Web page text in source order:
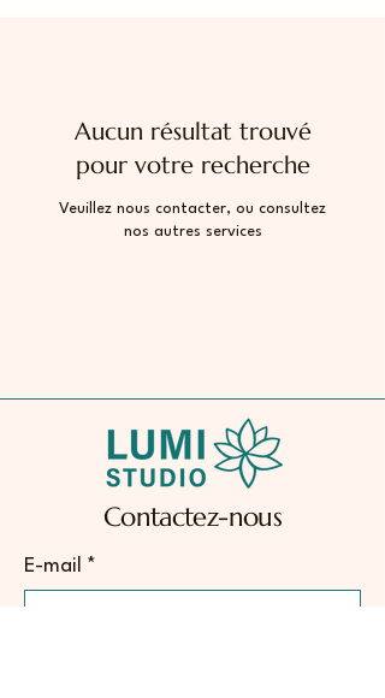
Aucun résultat trouvé
pour votre recherche
Veuillez nous contacter, ou consultez
nos autres services
Contactez-nous
E-mail *